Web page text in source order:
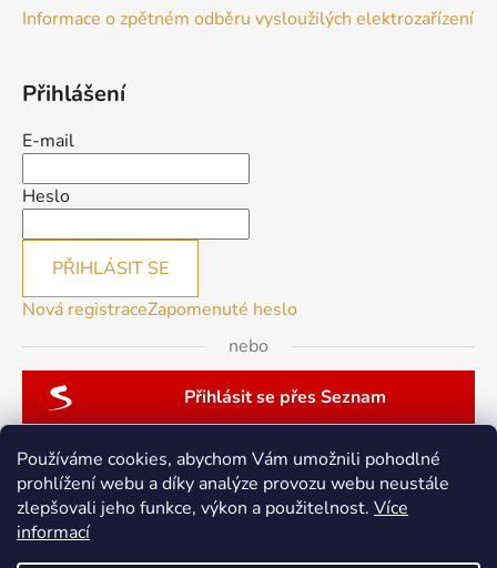
Používáme cookies, abychom Vám umožnili pohodlné
prohlížení webu a díky analýze provozu webu neustále
zlepšovali jeho funkce, výkon a použitelnost. Více
informací
Informace o zpětném odběru vysloužilých elektrozařízení
Přihlášení
E-mail
Heslo
PŘIHLÁSIT SE
Nová registraceZapomenuté heslo
nebo
Přihlásit se přes Seznam
patchwork-aja.cz